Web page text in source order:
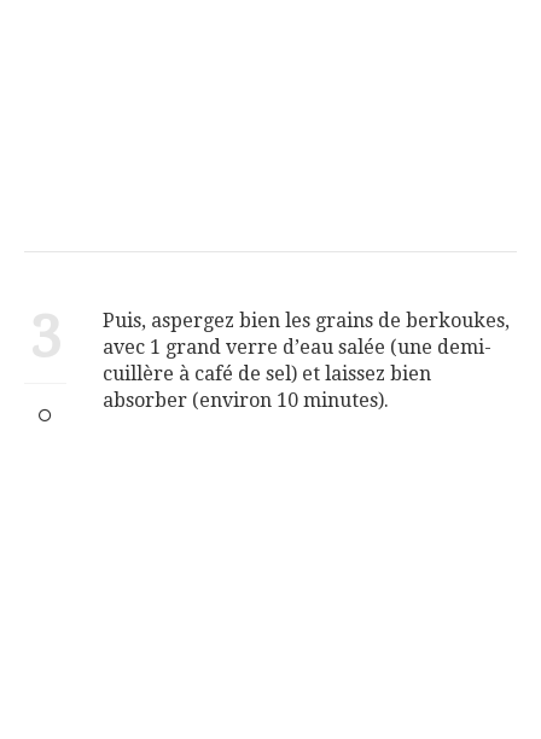
3
Puis, aspergez bien les grains de berkoukes,
avec 1 grand verre d’eau salée (une demi-
cuillère à café de sel) et laissez bien
absorber (environ 10 minutes).